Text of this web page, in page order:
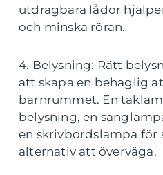
utdragbara lådor
och minska röran.
4. Belysning: Rätt
att skapa en behaglig
barnrummet. En
belysning, en
en skrivbordslampa för
alternativ att överväga.